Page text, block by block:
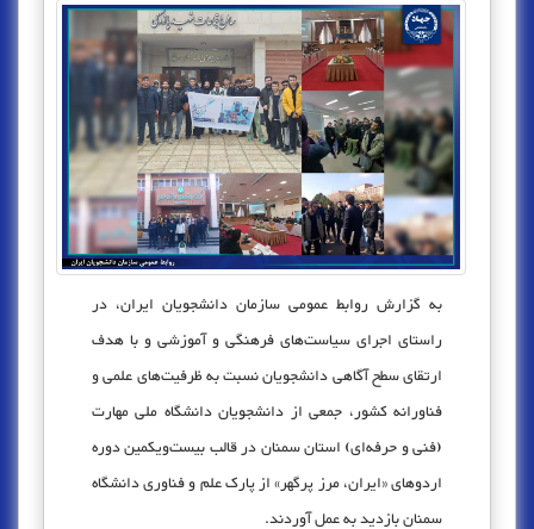
به گزارش روابط عمومی سازمان دانشجویان ایران، در
راستای اجرای سیاست‌های فرهنگی و آموزشی و با هدف
ارتقای سطح آگاهی دانشجویان نسبت به ظرفیت‌های علمی و
فناورانه کشور، جمعی از دانشجویان دانشگاه ملی مهارت
(فنی و حرفه‌ای) استان سمنان در قالب بیست‌ویکمین دوره
اردوهای «ایران، مرز پرگهر» از پارک علم و فناوری دانشگاه
سمنان بازدید به عمل آوردند.